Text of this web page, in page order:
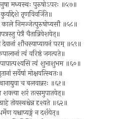
मध्यस्थः पुरुषोऽपरः ॥५७॥
तृणविवर्जिते॥
निमज्जेत्पुरुषोप्यसौ ॥५८॥
पेत्रै चैतान्निवेशयेत्॥
शौचस्याप्यायनं परम् ॥५९॥
त्वं वरिष्ठं जगत्पते॥
पापात्पश्यसि त्वं शुभाशुभम ॥६०॥
सर्वेषां मोक्षवत्स्थितः॥
च बलवान्नरः ॥६१॥
शक्त्या शरं तत्समुपातयेत्॥
तोयस्थश्चेन्न दृश्यते ॥६२॥
यश्चाप्यङ्गं न दर्शयेत्॥